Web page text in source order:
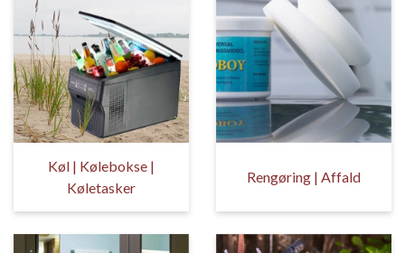
Køl | Kølebokse |
Køletasker
Rengøring | Affald